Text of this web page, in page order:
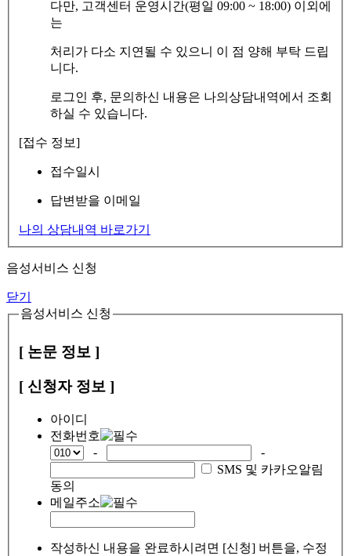
다만, 고객센터 운영시간(평일 09:00 ~ 18:00) 이외에
는
처리가 다소 지연될 수 있으니 이 점 양해 부탁 드립
니다.
로그인 후, 문의하신 내용은 나의상담내역에서 조회
하실 수 있습니다.
[접수 정보]
접수일시
답변받을 이메일
나의 상담내역 바로가기
음성서비스 신청
닫기
음성서비스 신청
[ 논문 정보 ]
[ 신청자 정보 ]
아이디
전화번호
-
-
SMS 및 카카오알림
동의
메일주소
작성하신 내용을 완료하시려면 [신청] 버튼을, 수정